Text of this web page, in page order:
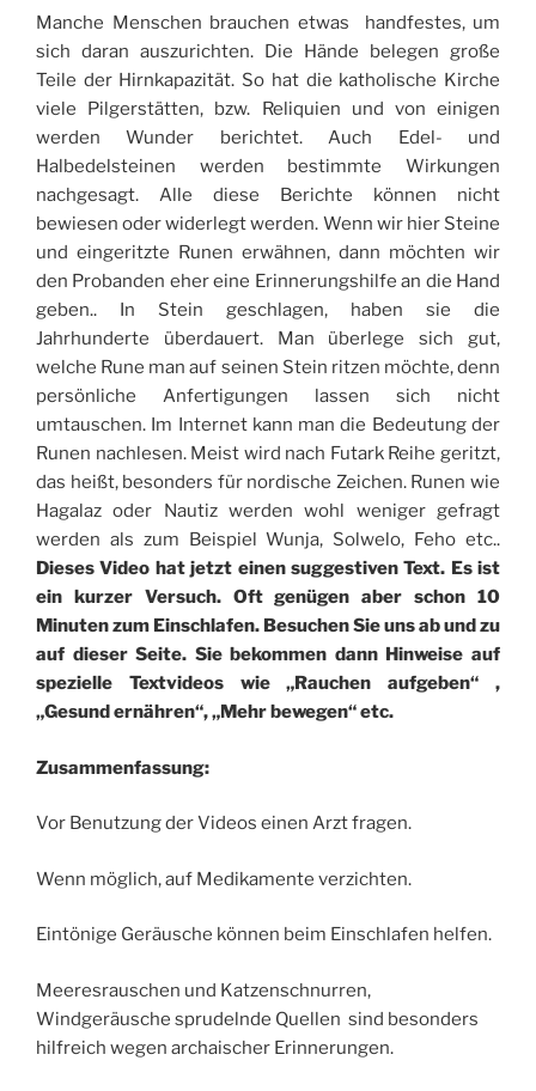
Manche Menschen brauchen etwas handfestes, um
sich daran auszurichten. Die Hände belegen große
Teile der Hirnkapazität. So hat die katholische Kirche
viele Pilgerstätten, bzw. Reliquien und von einigen
werden Wunder berichtet. Auch Edel- und
Halbedelsteinen werden bestimmte Wirkungen
nachgesagt. Alle diese Berichte können nicht
bewiesen oder widerlegt werden. Wenn wir hier Steine
und eingeritzte Runen erwähnen, dann möchten wir
den Probanden eher eine Erinnerungshilfe an die Hand
geben.. In Stein geschlagen, haben sie die
Jahrhunderte überdauert. Man überlege sich gut,
welche Rune man auf seinen Stein ritzen möchte, denn
persönliche Anfertigungen lassen sich nicht
umtauschen. Im Internet kann man die Bedeutung der
Runen nachlesen. Meist wird nach Futark Reihe geritzt,
das heißt, besonders für nordische Zeichen. Runen wie
Hagalaz oder Nautiz werden wohl weniger gefragt
werden als zum Beispiel Wunja, Solwelo, Feho etc..
Dieses Video hat jetzt einen suggestiven Text. Es ist
ein kurzer Versuch. Oft genügen aber schon 10
Minuten zum Einschlafen. Besuchen Sie uns ab und zu
auf dieser Seite. Sie bekommen dann Hinweise auf
spezielle Textvideos wie „Rauchen aufgeben“ ,
„Gesund ernähren“, „Mehr bewegen“ etc.
Zusammenfassung:
Vor Benutzung der Videos einen Arzt fragen.
Wenn möglich, auf Medikamente verzichten.
Eintönige Geräusche können beim Einschlafen helfen.
Meeresrauschen und Katzenschnurren,
Windgeräusche sprudelnde Quellen sind besonders
hilfreich wegen archaischer Erinnerungen.